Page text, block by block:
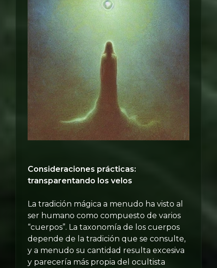
Consideraciones prácticas:
transparentando los velos
La tradición mágica a menudo ha visto al
ser humano como compuesto de varios
“cuerpos”. La taxonomía de los cuerpos
depende de la tradición que se consulte,
y a menudo su cantidad resulta excesiva
y parecería más propia del ocultista